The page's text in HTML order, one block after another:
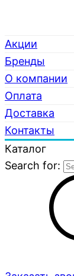
Акции
Бренды
О компании
Оплата
Доставка
Контакты
Каталог
Search for: